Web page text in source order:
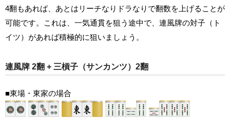
4翻もあれば、あとはリーチなりドラなりで翻数を上げることが
可能です。これは、一気通貫を狙う途中で、連風牌の対子（ト
イツ）があれば積極的に狙いましょう。
連風牌 2翻 + 三槓子（サンカンツ）2翻
■東場・東家の場合